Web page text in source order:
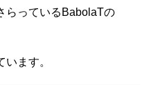
らっているBabolaTの
ます。